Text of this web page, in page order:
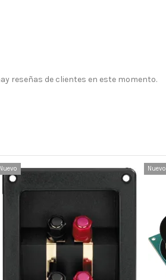
reseñas de clientes en este momento.
Nuevo Nuevo